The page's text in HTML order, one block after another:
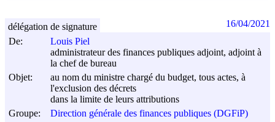
De:
Louis Piel
administrateur des finances publiques adjoint, adjoint à
la chef de bureau
Objet:
au nom du ministre chargé du budget, tous actes, à
l'exclusion des décrets
dans la limite de leurs attributions
Groupe:
Direction générale des finances publiques (DGFiP)
délégation de signature 16/04/2021